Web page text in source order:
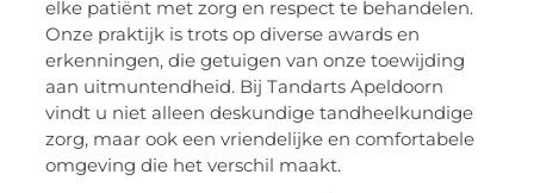
elke patiënt met zorg en respect te behandelen.
Onze praktijk is trots op diverse awards en
erkenningen, die getuigen van onze toewijding
aan uitmuntendheid. Bij Tandarts Apeldoorn
vindt u niet alleen deskundige tandheelkundige
zorg, maar ook een vriendelijke en comfortabele
omgeving die het verschil maakt.